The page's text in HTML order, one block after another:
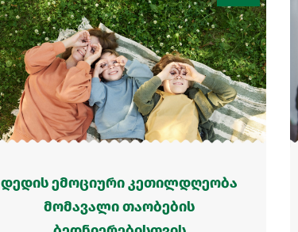
დედის ემოციური კეთილდღეობა
მომავალი თაობების